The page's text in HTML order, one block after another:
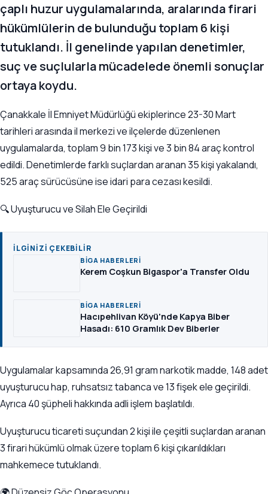
çaplı huzur uygulamalarında, aralarında firari
hükümlülerin de bulunduğu toplam 6 kişi
tutuklandı. İl genelinde yapılan denetimler,
suç ve suçlularla mücadelede önemli sonuçlar
ortaya koydu.
Çanakkale İl Emniyet Müdürlüğü ekiplerince 23-30 Mart
tarihleri arasında il merkezi ve ilçelerde düzenlenen
uygulamalarda, toplam 9 bin 173 kişi ve 3 bin 84 araç kontrol
edildi. Denetimlerde farklı suçlardan aranan 35 kişi yakalandı,
525 araç sürücüsüne ise idari para cezası kesildi.
🔍 Uyuşturucu ve Silah Ele Geçirildi
İLGINIZI ÇEKEBILIR
BIGA HABERLERI
Kerem Coşkun Bigaspor'a Transfer Oldu
BIGA HABERLERI
Hacıpehlivan Köyü'nde Kapya Biber
Hasadı: 610 Gramlık Dev Biberler
Uygulamalar kapsamında 26,91 gram narkotik madde, 148 adet
uyuşturucu hap, ruhsatsız tabanca ve 13 fişek ele geçirildi.
Ayrıca 40 şüpheli hakkında adli işlem başlatıldı.
Uyuşturucu ticareti suçundan 2 kişi ile çeşitli suçlardan aranan
3 firari hükümlü olmak üzere toplam 6 kişi çıkarıldıkları
mahkemece tutuklandı.